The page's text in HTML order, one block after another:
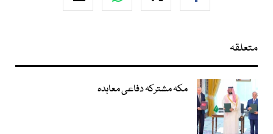
متعلقہ
مکہ مشترکہ دفاعی معاہدہ